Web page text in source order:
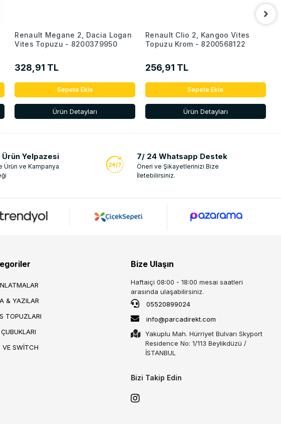
Renault Megane 2, Dacia Logan
Vites Topuzu - 8200379950
328,91 TL
Sepete Ekle
Ürün Detayları
Renault Clio 2, Kangoo Vites
Topuzu Krom - 8200568122
256,91 TL
Sepete Ekle
Ürün Detayları
Ürün Yelpazesi
Ürün ve Kampanya
7/ 24 Whatsapp Destek
Öneri ve Şikayetlerinizi Bize
İletebilirsiniz.
& YAZILAR
TOPUZLARI
VE SWİTCH
Bize Ulaşın
Haftaiçi 08:00 - 18:00 mesai saatleri
arasında ulaşabilirsiniz.
05520899024
info@parcadirekt.com
Yakuplu Mah. Hürriyet Bulvarı Skyport
Residence No: 1/113 Beylikdüzü /
İSTANBUL
Bizi Takip Edin